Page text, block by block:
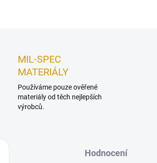
MIL-SPEC
MATERIÁLY
Používáme pouze ověřené
materiály od těch nejlepších
výrobců.
Hodnocení